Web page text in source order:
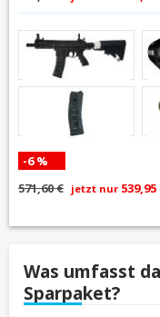
-6 %
571,60 € jetzt nur 539,95
Was umfasst
Sparpaket?